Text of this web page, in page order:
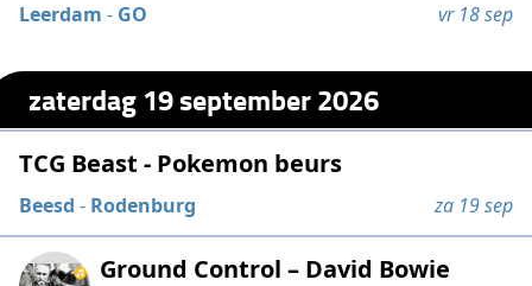
Leerdam - GO vr 18 sep
zaterdag 19 september 2026
TCG Beast - Pokemon beurs
Beesd - Rodenburg za 19 sep
Ground Control – David Bowie